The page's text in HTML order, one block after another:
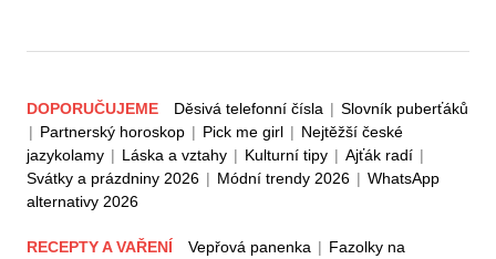
DOPORUČUJEME Děsivá telefonní čísla | Slovník puberťáků
| Partnerský horoskop | Pick me girl | Nejtěžší české
jazykolamy | Láska a vztahy | Kulturní tipy | Ajťák radí |
Svátky a prázdniny 2026 | Módní trendy 2026 | WhatsApp
alternativy 2026
RECEPTY A VAŘENÍ Vepřová panenka | Fazolky na